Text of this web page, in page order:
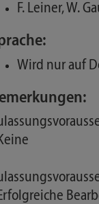
F. Leiner, W.
Wird nur auf